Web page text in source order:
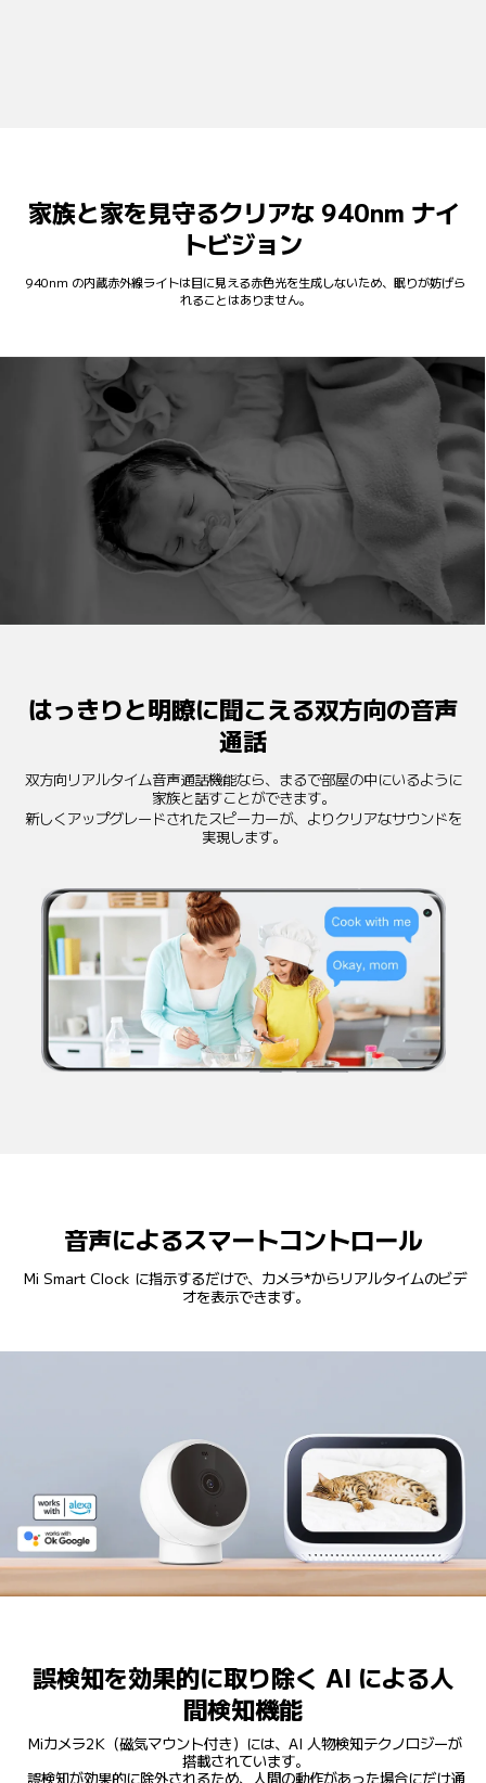
家族と家を見守るクリアな 940nm ナイ
トビジョン
940nm の内蔵赤外線ライトは目に見える赤色光を生成しないため、眠りが妨げら
れることはありません。
はっきりと明瞭に聞こえる双方向の音声
通話
双方向リアルタイム音声通話機能なら、まるで部屋の中にいるように
家族と話すことができます。
新しくアップグレードされたスピーカーが、よりクリアなサウンドを
実現します。
音声によるスマートコントロール
Mi Smart Clock に指示するだけで、カメラ*からリアルタイムのビデ
オを表示できます。
誤検知を効果的に取り除く AI による人
間検知機能
Miカメラ2K（磁気マウント付き）には、AI 人物検知テクノロジーが
搭載されています。
誤検知が効果的に除外されるため、人間の動作があった場合にだけ通